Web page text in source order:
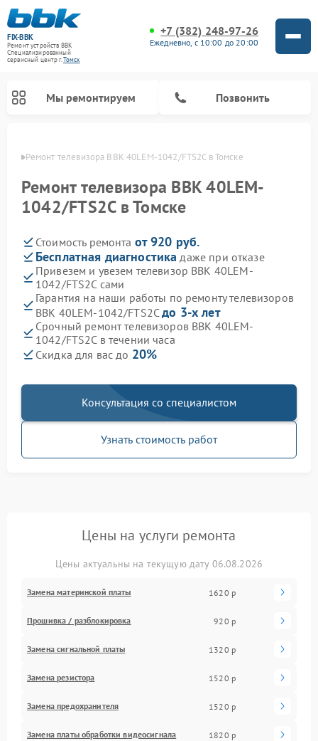
FIX-BBK
Ремонт устройств BBK
Специализированный
cервисный центр г.Томск
+7 (382) 248-97-26
Ежедневно, с 10:00 до 20:00
Мы ремонтируем Позвонить
Ремонт телевизора BBK 40LEM-1042/FTS2C в Томске
Ремонт телевизора BBK 40LEM-
1042/FTS2C в Томске
Стоимость ремонта от 920 руб.
Бесплатная диагностика даже при отказе
Привезем и увезем телевизор BBK 40LEM-
1042/FTS2C сами
Гарантия на наши работы по ремонту телевизоров
BBK 40LEM-1042/FTS2Cдо 3-х лет
Срочный ремонт телевизоров BBK 40LEM-
1042/FTS2C в течении часа
Скидка для вас до 20%
Консультация со специалистом
Узнать стоимость работ
Цены на услуги ремонта
Цены актуальны на текущую дату 06.08.2026
Замена материнской платы 1620 р
Прошивка / разблокировка 920 р
Замена сигнальной платы 1320 р
Замена резистора 1520 р
Замена предохранителя 1520 р
Замена платы обработки видеосигнала 1820 р